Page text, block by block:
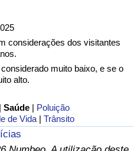
considerações dos visitantes
muito baixo, e se o
alto.
|Saúde | Poluição
de Vida |Trânsito